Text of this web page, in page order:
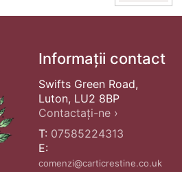
Informații contact
Swifts Green Road,
Luton, LU2 8BP
Contactați-ne ›
T: 07585224313
E:
comenzi@carticrestine.co.uk